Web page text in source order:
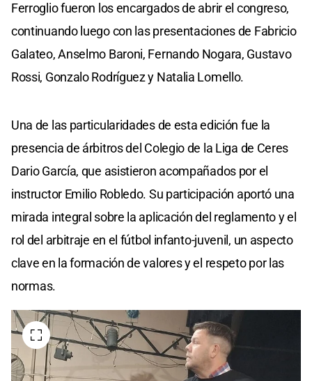
Ferroglio fueron los encargados de abrir el congreso,
continuando luego con las presentaciones de Fabricio
Galateo, Anselmo Baroni, Fernando Nogara, Gustavo
Rossi, Gonzalo Rodríguez y Natalia Lomello.
Una de las particularidades de esta edición fue la
presencia de árbitros del Colegio de la Liga de Ceres
Dario García, que asistieron acompañados por el
instructor Emilio Robledo. Su participación aportó una
mirada integral sobre la aplicación del reglamento y el
rol del arbitraje en el fútbol infanto-juvenil, un aspecto
clave en la formación de valores y el respeto por las
normas.